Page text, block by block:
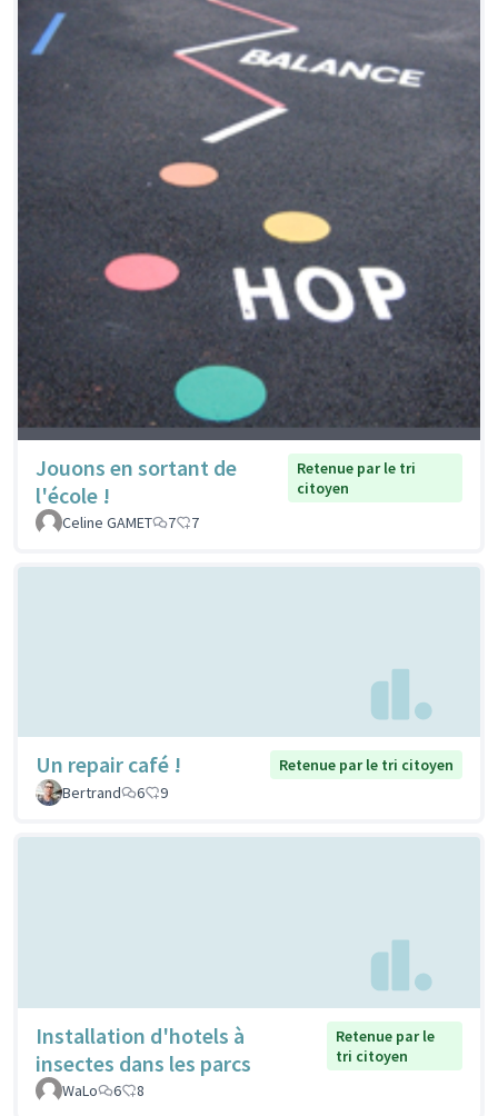
Jouons en sortant de
l'école !
Retenue par le tri
citoyen
Celine GAMET
7 7
Un repair café !
Retenue par le tri citoyen
Bertrand
6 9
Installation d'hotels à
insectes dans les parcs
Retenue par le
tri citoyen
WaLo
6 8